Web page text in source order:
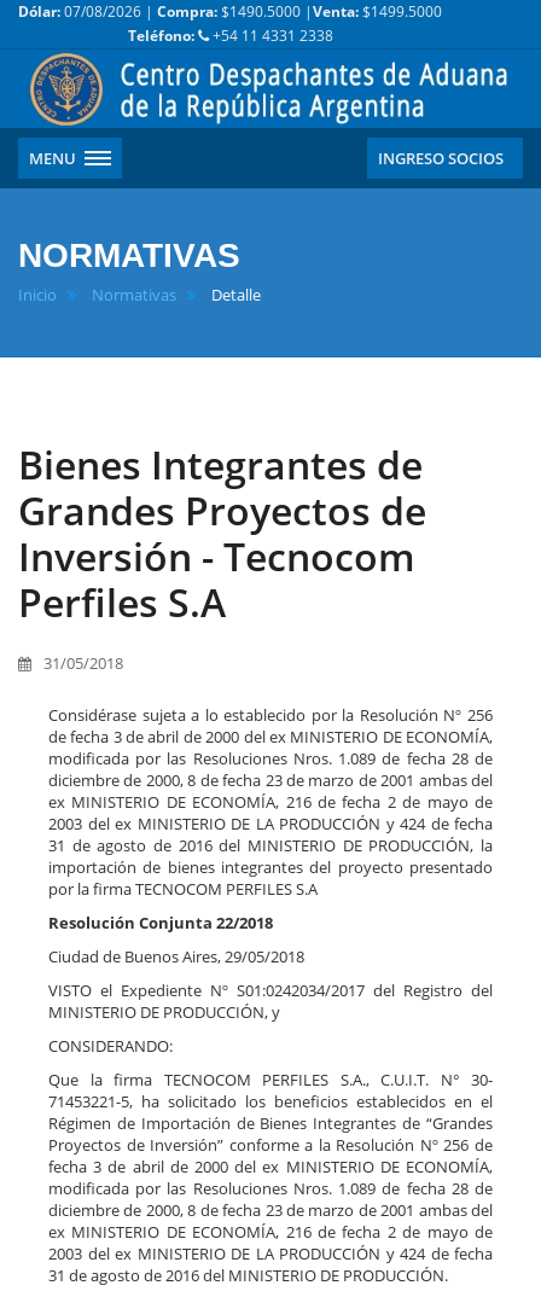
Dólar:07/08/2026 | Compra:$1490.5000 |Venta:$1499.5000
Teléfono:
+54 11 4331 2338
MENU INGRESO SOCIOS
NORMATIVAS
Inicio Normativas Detalle
Bienes Integrantes de
Grandes Proyectos de
Inversión - Tecnocom
Perfiles S.A
31/05/2018
Considérase sujeta a lo establecido por la Resolución Nº 256
de fecha 3 de abril de 2000 del ex MINISTERIO DE ECONOMÍA,
modificada por las Resoluciones Nros. 1.089 de fecha 28 de
diciembre de 2000, 8 de fecha 23 de marzo de 2001 ambas del
ex MINISTERIO DE ECONOMÍA, 216 de fecha 2 de mayo de
2003 del ex MINISTERIO DE LA PRODUCCIÓN y 424 de fecha
31 de agosto de 2016 del MINISTERIO DE PRODUCCIÓN, la
importación de bienes integrantes del proyecto presentado
por la firma TECNOCOM PERFILES S.A
Resolución Conjunta 22/2018
Ciudad de Buenos Aires, 29/05/2018
VISTO el Expediente Nº S01:0242034/2017 del Registro del
MINISTERIO DE PRODUCCIÓN, y
CONSIDERANDO:
Que la firma TECNOCOM PERFILES S.A., C.U.I.T. N° 30-
71453221-5, ha solicitado los beneficios establecidos en el
Régimen de Importación de Bienes Integrantes de “Grandes
Proyectos de Inversión” conforme a la Resolución Nº 256 de
fecha 3 de abril de 2000 del ex MINISTERIO DE ECONOMÍA,
modificada por las Resoluciones Nros. 1.089 de fecha 28 de
diciembre de 2000, 8 de fecha 23 de marzo de 2001 ambas del
ex MINISTERIO DE ECONOMÍA, 216 de fecha 2 de mayo de
2003 del ex MINISTERIO DE LA PRODUCCIÓN y 424 de fecha
31 de agosto de 2016 del MINISTERIO DE PRODUCCIÓN.